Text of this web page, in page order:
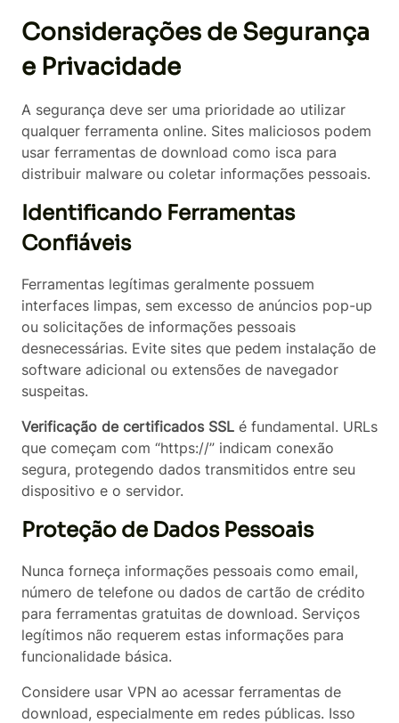
Considerações de Segurança
e Privacidade
A segurança deve ser uma prioridade ao utilizar
qualquer ferramenta online. Sites maliciosos podem
usar ferramentas de download como isca para
distribuir malware ou coletar informações pessoais.
Identificando Ferramentas
Confiáveis
Ferramentas legítimas geralmente possuem
interfaces limpas, sem excesso de anúncios pop-up
ou solicitações de informações pessoais
desnecessárias. Evite sites que pedem instalação de
software adicional ou extensões de navegador
suspeitas.
Verificação de certificados SSL é fundamental. URLs
que começam com “https://” indicam conexão
segura, protegendo dados transmitidos entre seu
dispositivo e o servidor.
Proteção de Dados Pessoais
Nunca forneça informações pessoais como email,
número de telefone ou dados de cartão de crédito
para ferramentas gratuitas de download. Serviços
legítimos não requerem estas informações para
funcionalidade básica.
Considere usar VPN ao acessar ferramentas de
download, especialmente em redes públicas. Isso